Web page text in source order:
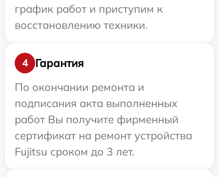
график работ и приступим к
восстановлению техники.
4
Гарантия
По окончании ремонта и
подписания акта выполненных
работ Вы получите фирменный
сертификат на ремонт устройства
Fujitsu сроком до 3 лет.